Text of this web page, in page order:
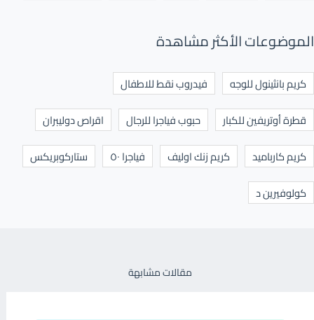
الموضوعات الأكثر مشاهدة
كريم بانثينول للوجه
فيدروب نقط للاطفال
قطرة أوتريفين للكبار
حبوب فياجرا للرجال
اقراص دوليبران
كريم كارباميد
كريم زنك اوليف فياجرا ٥٠
ستاركوبريكس
كولوفيرين د
مقالات مشابهة